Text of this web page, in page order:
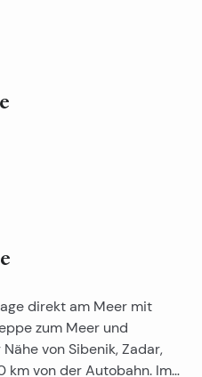
direkt am Meer mit
zum Meer und
von Sibenik, Zadar,
km von der Autobahn. Im